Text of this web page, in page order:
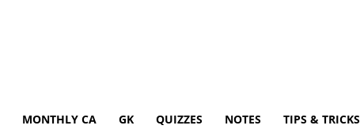
MONTHLY CA GK QUIZZES NOTES TIPS & TRICKS